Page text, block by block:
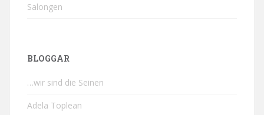
Salongen
BLOGGAR
…wir sind die Seinen
Adela Toplean